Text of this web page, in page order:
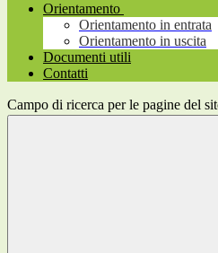
Orientamento
Orientamento in entrata
Orientamento in uscita
Documenti utili
Contatti
Campo di ricerca per le pagine del